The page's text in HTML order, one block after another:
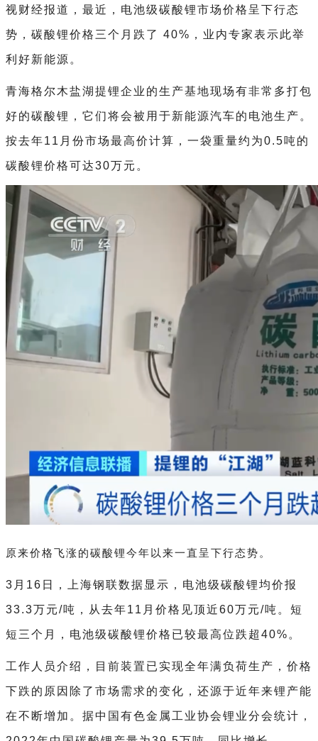
视财经报道，最近，电池级碳酸锂市场价格呈下行态
势，碳酸锂价格三个月跌了 40%，业内专家表示此举
利好新能源。
青海格尔木盐湖提锂企业的生产基地现场有非常多打包
好的碳酸锂，它们将会被用于新能源汽车的电池生产。
按去年11月份市场最高价计算，一袋重量约为0.5吨的
碳酸锂价格可达30万元。
原来价格飞涨的碳酸锂今年以来一直呈下行态势。
3月16日，上海钢联数据显示，电池级碳酸锂均价报
33.3万元/吨，从去年11月价格见顶近60万元/吨。短
短三个月，电池级碳酸锂价格已较最高位跌超40%。
工作人员介绍，目前装置已实现全年满负荷生产，价格
下跌的原因除了市场需求的变化，还源于近年来锂产能
在不断增加。据中国有色金属工业协会锂业分会统计，